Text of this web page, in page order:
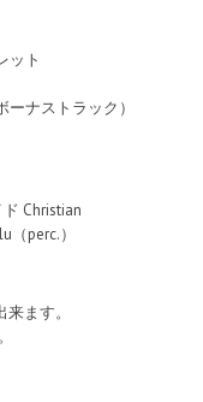
ット
ナストラック）
Christian
perc.）
ます。